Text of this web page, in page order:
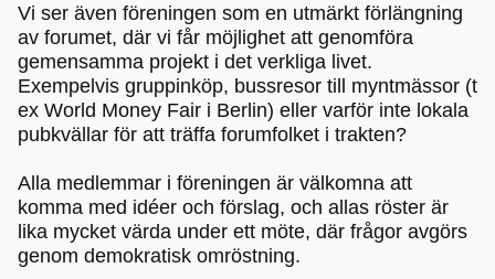
Vi ser även föreningen som en utmärkt förlängning
av forumet, där vi får möjlighet att genomföra
gemensamma projekt i det verkliga livet.
Exempelvis gruppinköp, bussresor till myntmässor (t
ex World Money Fair i Berlin) eller varför inte lokala
pubkvällar för att träffa forumfolket i trakten?
Alla medlemmar i föreningen är välkomna att
komma med idéer och förslag, och allas röster är
lika mycket värda under ett möte, där frågor avgörs
genom demokratisk omröstning.